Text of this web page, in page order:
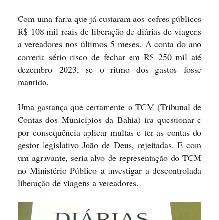
Com uma farra que já custaram aos cofres públicos
R$ 108 mil reais de liberação de diárias de viagens
a vereadores nos últimos 5 meses. A conta do ano
correria sério risco de fechar em R$ 250 mil até
dezembro 2023, se o ritmo dos gastos fosse
mantido.
Uma gastança que certamente o TCM (Tribunal de
Contas dos Municípios da Bahia) ira questionar e
por consequência aplicar multas e ter as contas do
gestor legislativo João de Deus, rejeitadas. E com
um agravante, seria alvo de representação do TCM
no Ministério Público a investigar a descontrolada
liberação de viagens a vereadores.